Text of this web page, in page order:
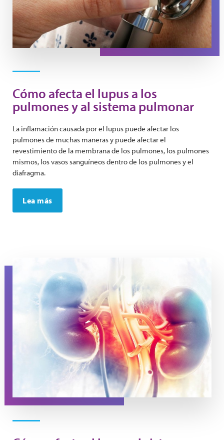
Cómo afecta el lupus a los
pulmones y al sistema pulmonar
La inflamación causada por el lupus puede afectar los
pulmones de muchas maneras y puede afectar el
revestimiento de la membrana de los pulmones, los pulmones
mismos, los vasos sanguíneos dentro de los pulmones y el
diafragma.
Lea más